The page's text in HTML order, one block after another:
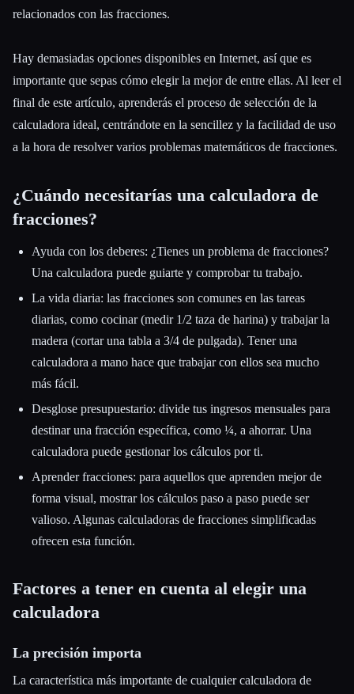
relacionados con las fracciones.
Hay demasiadas opciones disponibles en Internet, así que es
importante que sepas cómo elegir la mejor de entre ellas. Al leer el
final de este artículo, aprenderás el proceso de selección de la
calculadora ideal, centrándote en la sencillez y la facilidad de uso
a la hora de resolver varios problemas matemáticos de fracciones.
¿Cuándo necesitarías una calculadora de
fracciones?
Ayuda con los deberes: ¿Tienes un problema de fracciones?
Una calculadora puede guiarte y comprobar tu trabajo.
La vida diaria: las fracciones son comunes en las tareas
diarias, como cocinar (medir 1/2 taza de harina) y trabajar la
madera (cortar una tabla a 3/4 de pulgada). Tener una
calculadora a mano hace que trabajar con ellos sea mucho
más fácil.
Desglose presupuestario: divide tus ingresos mensuales para
destinar una fracción específica, como ¼, a ahorrar. Una
calculadora puede gestionar los cálculos por ti.
Aprender fracciones: para aquellos que aprenden mejor de
forma visual, mostrar los cálculos paso a paso puede ser
valioso. Algunas calculadoras de fracciones simplificadas
ofrecen esta función.
Factores a tener en cuenta al elegir una
calculadora
La precisión importa
La característica más importante de cualquier calculadora de